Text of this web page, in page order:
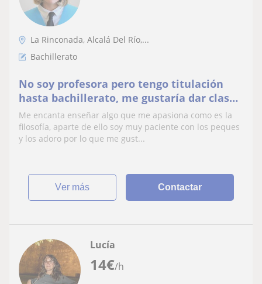
La Rinconada, Alcalá Del Río,...
Bachillerato
No soy profesora pero tengo titulación
hasta bachillerato, me gustaría dar clases
de filosofía a chicos de bach y peques
Me encanta enseñar algo que me apasiona como es la
filosofía, aparte de ello soy muy paciente con los peques
y los adoro por lo que me gust...
ver más Contactar
14€/h
Lucía